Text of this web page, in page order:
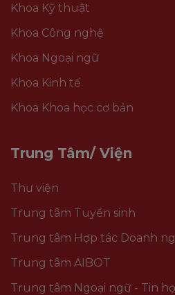
Khoa Kỹ thuật
Khoa Công nghệ
Khoa Ngoại ngữ
Khoa Kinh tế
Khoa Khoa học cơ bản
Trung Tâm/ Viện
Thư viện
Trung tâm Tuyển sinh
Trung tâm Hợp tác Doanh
Trung tâm AIBOT
Trung tâm Ngoại ngữ - Tin